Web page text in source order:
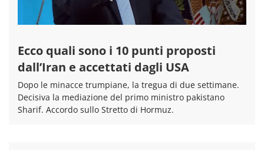
Ecco quali sono i 10 punti proposti
dall’Iran e accettati dagli USA
Dopo le minacce trumpiane, la tregua di due settimane.
Decisiva la mediazione del primo ministro pakistano
Sharif. Accordo sullo Stretto di Hormuz.